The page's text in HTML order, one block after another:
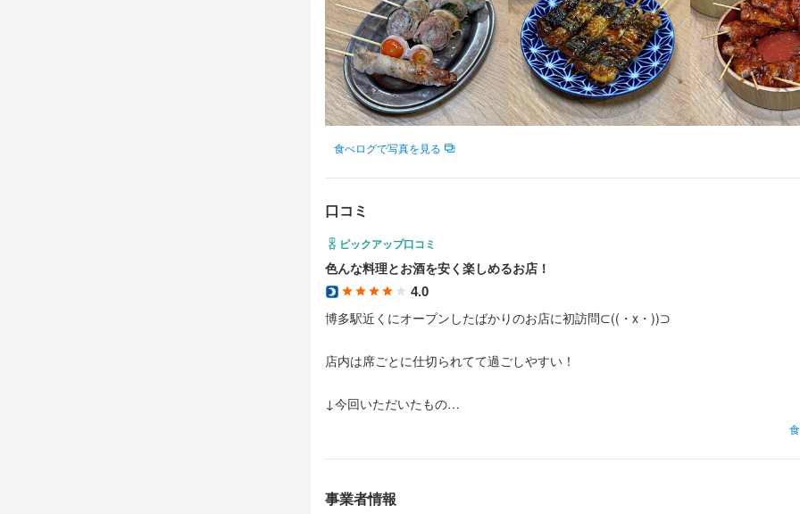
食べログで写真を見る
口コミ
ピックアップ口コミ
色んな料理とお酒を安く楽しめるお店！
4.0
博多駅近くにオープンしたばかりのお店に初訪問⊂((・x・))⊃
店内は席ごとに仕切られてて過ごしやすい！
↓今回いただいたもの
◾️海鮮春巻き
◾️卵黄つくね
事業者情報
求人を選択する
正社員 店長候補 月給：25万円〜
求人を選択する
正社員 料理長候補 月給：35万円〜55万円
正社員
求人を選択する
バイト ホールスタッフ 時給：1,200円〜
求人を選択する
バイト ホールスタッフ 時給：1,200円〜